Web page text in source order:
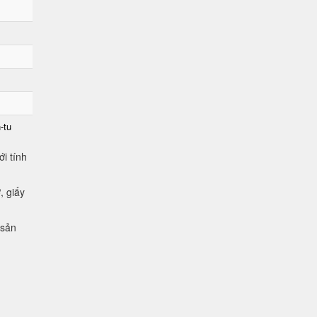
tu
tính
giấy